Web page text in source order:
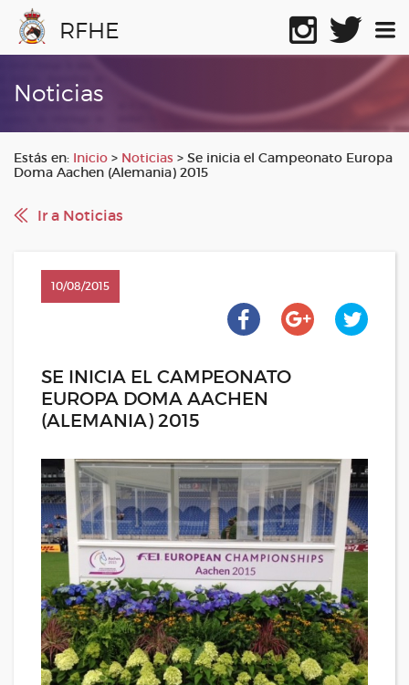
RFHE
Noticias
Estás en: Inicio > Noticias > Se inicia el Campeonato Europa
Doma Aachen (Alemania) 2015
Ir a Noticias
10/08/2015
SE INICIA EL CAMPEONATO
EUROPA DOMA AACHEN
(ALEMANIA) 2015